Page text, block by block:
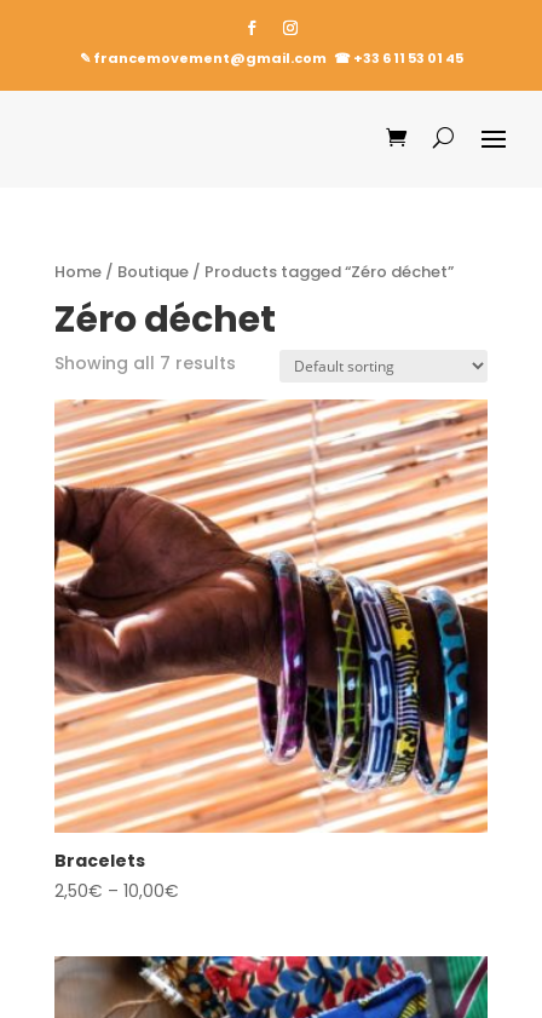
✎ francemovement@gmail.com ☎︎+33 6 11 53 01 45
Home/ Boutique/ Products tagged “Zéro déchet”
Zéro déchet
Showing all 7 results
Bracelets
2,50€ – 10,00€